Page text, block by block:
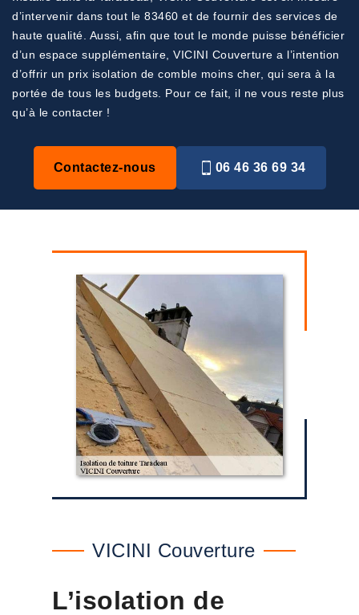
d’intervenir dans tout le 83460 et de fournir des services de
haute qualité. Aussi, afin que tout le monde puisse bénéficier
d’un espace supplémentaire, VICINI Couverture a l’intention
d’offrir un prix isolation de comble moins cher, qui sera à la
portée de tous les budgets. Pour ce fait, il ne vous reste plus
qu’à le contacter !
Contactez-nous 06 46 36 69 34
VICINI Couverture
L’isolation de